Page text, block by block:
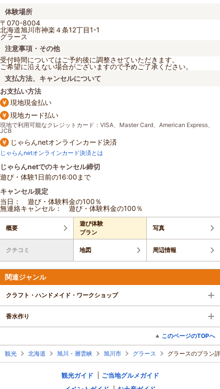
体験場所
〒070-8004
北海道旭川市神楽４条12丁目1-1
グラース
注意事項・その他
受付時間についてはご予約後に調整させていただきます。
ご希望に沿えない場合がございますので予めご了承ください。
支払方法、キャンセルについて
お支払い方法
現地現金払い
現地カード払い
現地で利用可能なクレジットカード：VISA、Master Card、American Express、
JCB
じゃらんnetオンラインカード決済
じゃらんnetオンラインカード決済とは
じゃらんnetでのキャンセル締切
遊び・体験1日前の16:00まで
キャンセル規定
当日： 遊び・体験料金の100％
無連絡キャンセル： 遊び・体験料金の100％
概要
遊び体験
プラン
写真
クチコミ 地図 周辺情報
関連ジャンル
クラフト・ハンドメイド・ワークショップ
香水作り
このページのTOPへ
観光 北海道 旭川・層雲峡 旭川市 グラース グラースのプラン
観光ガイド
ご当地グルメガイド